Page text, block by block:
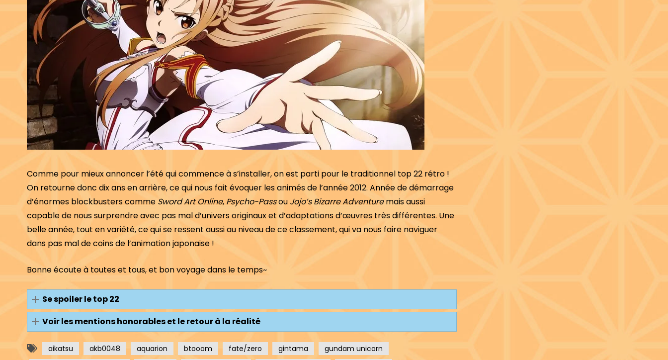
Comme pour mieux annoncer l’été qui commence à s’installer, on est parti pour le traditionnel top 22 rétro !
On retourne donc dix ans en arrière, ce qui nous fait évoquer les animés de l’année 2012. Année de démarrage
d’énormes blockbusters comme Sword Art Online, Psycho-Passou Jojo’s Bizarre Adventuremais aussi
capable de nous surprendre avec pas mal d’univers originaux et d’adaptations d’œuvres très différentes. Une
belle année, tout en variété, ce qui se ressent aussi au niveau de ce classement, qui va nous faire naviguer
dans pas mal de coins de l’animation japonaise !
Bonne écoute à toutes et tous, et bon voyage dans le temps~
Se spoiler le top 22
Voir les mentions honorables et le retour à la réalité
aikatsu akb0048 aquarion btooom fate/zero gintama
gundam unicorn